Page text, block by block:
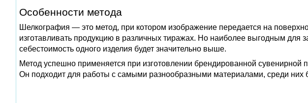
Особенности метода
Шелкография — это метод, при котором изображение передается на
изготавливать продукцию в различных тиражах. Но наиболее выгодным для
себестоимость одного изделия будет значительно выше.
Метод успешно применяется при изготовлении брендированной сувенирной
Он подходит для работы с самыми разнообразными материалами, среди них